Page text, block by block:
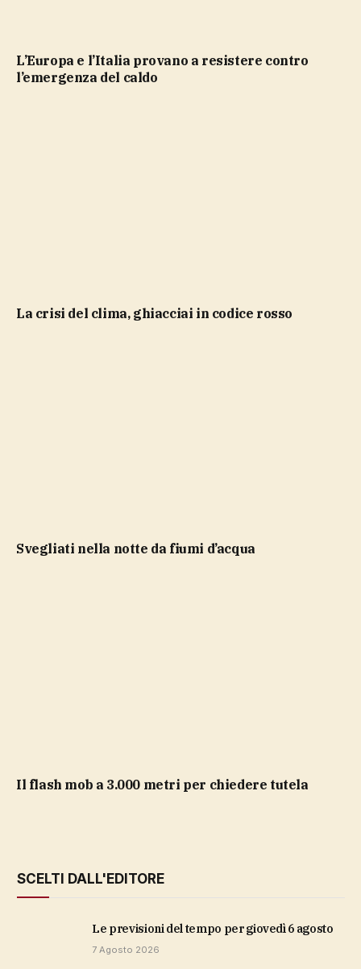
L’Europa e l’Italia provano a resistere contro
l’emergenza del caldo
La crisi del clima, ghiacciai in codice rosso
Svegliati nella notte da fiumi d’acqua
il flash mob a 3.000 metri per chiedere tutela
SCELTI DALL'EDITORE
Le previsioni del tempo per giovedì 6 agosto
7 Agosto 2026